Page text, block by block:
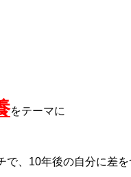
をテーマに
で、10年後の自分に差